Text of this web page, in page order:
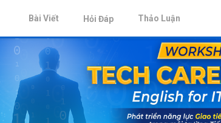
Bài Viết Hỏi Đáp Thảo Luận